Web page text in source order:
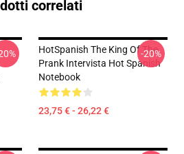
correlati
HotSpanish The King Of The
Prank Intervista Hot Spanish
Notebook
23,75 € - 26,22 €
-20%